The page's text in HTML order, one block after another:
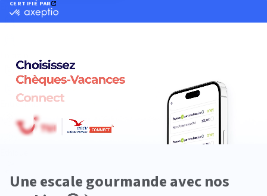
En solo
Entre amis